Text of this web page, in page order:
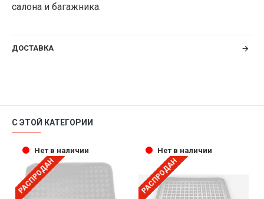
салона и багажника.
ДОСТАВКА
С ЭТОЙ КАТЕГОРИИ
Нет в наличии
РАСПРОДАН
Нет в наличии
РАСПРОДАН